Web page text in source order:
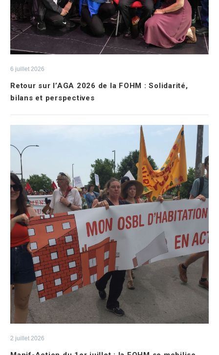
6 juillet 2026
Retour sur l’AGA 2026 de la FOHM : Solidarité,
bilans et perspectives
2 juillet 2026